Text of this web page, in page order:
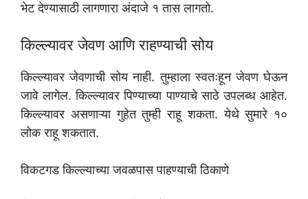
भेट देण्यासाठी लागणारा अंदाजे १ तास लागतो.
किल्ल्यावर जेवण आणि राहण्याची सोय
किल्ल्यावर जेवणाची सोय नाही. तुम्हाला स्वतःहून जेवण घेऊन
जावे लागेल. किल्ल्यावर पिण्याच्या पाण्याचे साठे उपलब्ध आहेत.
किल्ल्यावर असणाऱ्या गुहेत तुम्ही राहू शकता. येथे सुमारे १०
लोक राहू शकतात.
विकटगड किल्ल्याच्या जवळपास पाहण्याची ठिकाणे